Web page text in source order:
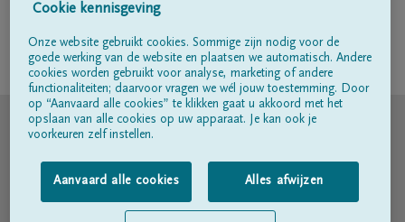
Volg ons op
© DELA
Gebruiksvoorwaarden
Privacyverklaring
Cookie kennisgeving
Onze website gebruikt cookies. Sommige zijn nodig voor de
goede werking van de website en plaatsen we automatisch. Andere
cookies worden gebruikt voor analyse, marketing of andere
functionaliteiten; daarvoor vragen we wél jouw toestemming. Door
op “Aanvaard alle cookies” te klikken gaat u akkoord met het
opslaan van alle cookies op uw apparaat. Je kan ook je
voorkeuren zelf instellen.
Aanvaard alle cookies Alles afwijzen